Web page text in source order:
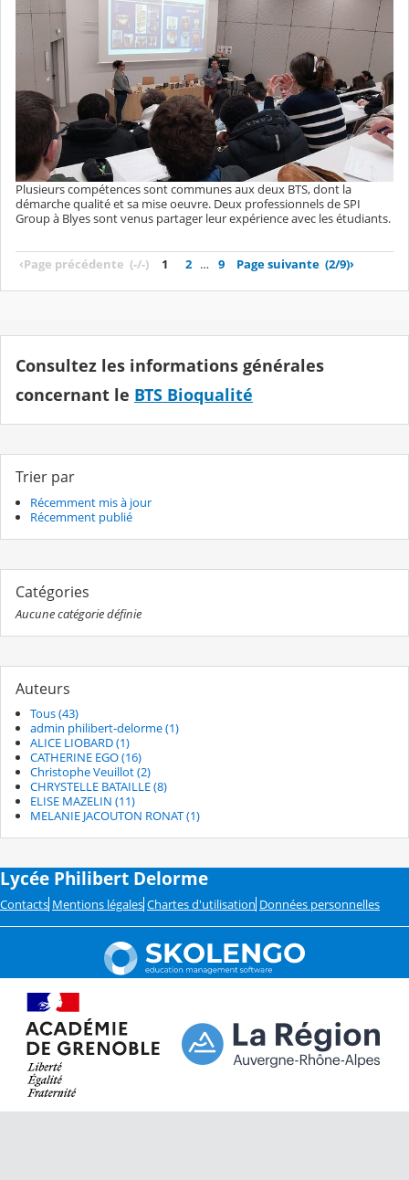
Plusieurs compétences sont communes aux deux BTS, dont la
démarche qualité et sa mise oeuvre. Deux professionnels de SPI
Group à Blyes sont venus partager leur expérience avec les étudiants.
‹Page précédente (-/-) 1 2 … 9 Page suivante (2/9)›
Consultez les informations générales
concernant le BTS Bioqualité
Trier par
Récemment mis à jour
Récemment publié
Catégories
Aucune catégorie définie
Auteurs
Tous (43)
admin philibert-delorme (1)
ALICE LIOBARD (1)
CATHERINE EGO (16)
Christophe Veuillot (2)
CHRYSTELLE BATAILLE (8)
ELISE MAZELIN (11)
MELANIE JACOUTON RONAT (1)
Lycée Philibert Delorme
Contacts Mentions légales Chartes d'utilisation Données personnelles